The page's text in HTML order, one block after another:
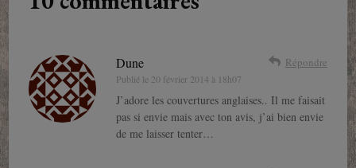
Dune
Publié le 20 février 2014 à 18h07
Répondre
J’adore les couvertures anglaises.. Il me faisait
pas si envie mais avec ton avis, j’ai bien envie
de me laisser tenter…